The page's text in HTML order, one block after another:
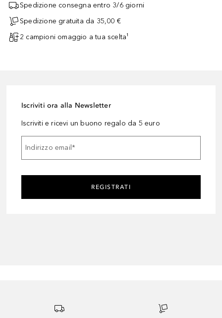
Spedizione consegna entro 3/6 giorni
Spedizione gratuita da 35,00 €
2 campioni omaggio a tua scelta¹
Iscriviti ora alla Newsletter
Iscriviti e ricevi un buono regalo da 5 euro
Indirizzo email*
REGISTRATI